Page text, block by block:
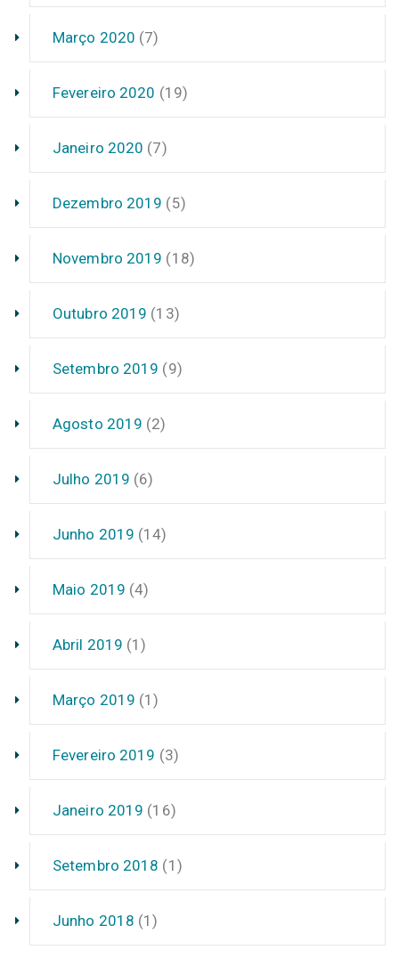
Março 2020 (7)
Fevereiro 2020 (19)
Janeiro 2020 (7)
Dezembro 2019 (5)
Novembro 2019 (18)
Outubro 2019 (13)
Setembro 2019 (9)
Agosto 2019 (2)
Julho 2019 (6)
Junho 2019 (14)
Maio 2019 (4)
Abril 2019 (1)
Março 2019 (1)
Fevereiro 2019 (3)
Janeiro 2019 (16)
Setembro 2018 (1)
Junho 2018 (1)